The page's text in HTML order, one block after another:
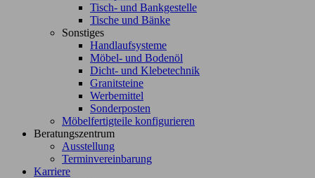
Tisch- und Bankgestelle
Tische und Bänke
Sonstiges
Handlaufsysteme
Möbel- und Bodenöl
Dicht- und Klebetechnik
Granitsteine
Werbemittel
Sonderposten
Möbelfertigteile konfigurieren
Beratungszentrum
Ausstellung
Terminvereinbarung
Karriere